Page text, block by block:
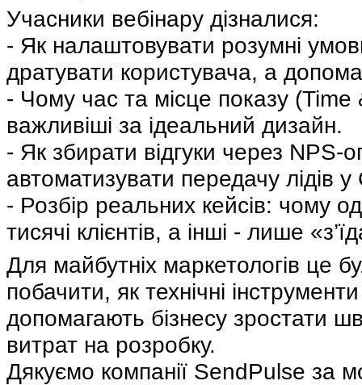
Учасники вебінару дізналися:
- Як налаштовувати розумні
дратувати користувача, а
- Чому час та місце показу
важливіші за ідеальний дизайн.
- Як збирати відгуки через NPS-
автоматизувати передачу лідів у
- Розбір реальних кейсів: чому
тисячі клієнтів, а інші - лише
Для майбутніх маркетологів це
побачити, як технічні
допомагають бізнесу зростати
витрат на розробку.
Дякуємо компанії SendPulse за